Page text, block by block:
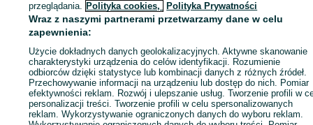
ID:804574754 Wyświetlenia:
Zadzwoń / SMS Wyślij wiadomość
przeglądania. Polityka cookies, Polityka Prywatności
Wraz z naszymi partnerami przetwarzamy dane w celu
zapewnienia:
Użycie dokładnych danych geolokalizacyjnych. Aktywne skanowanie
charakterystyki urządzenia do celów identyfikacji. Rozumienie
odbiorców dzięki statystyce lub kombinacji danych z różnych źródeł.
Przechowywanie informacji na urządzeniu lub dostęp do nich. Pomiar
efektywności reklam. Rozwój i ulepszanie usług. Tworzenie profili w
personalizacji treści. Tworzenie profili w celu spersonalizowanych
reklam. Wykorzystywanie ograniczonych danych do wyboru reklam.